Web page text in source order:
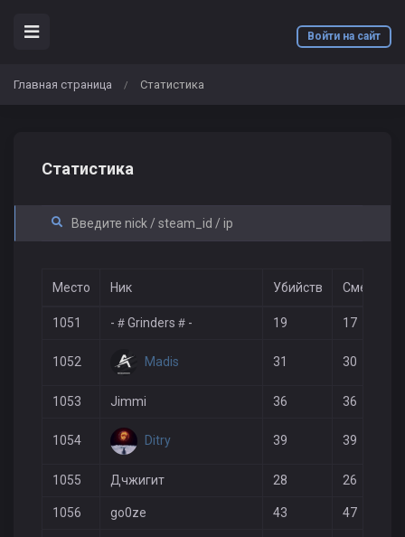
Войти на сайт
Главная страница / Статистика
Статистика
Место Ник Убийств Смертей
1051 -＃Grinders＃- 19 17
1052 Madis 31 30
1053 Jimmi 36 36
1054 Ditry 39 39
1055 Дчжигит 28 26
1056 go0ze 43 47